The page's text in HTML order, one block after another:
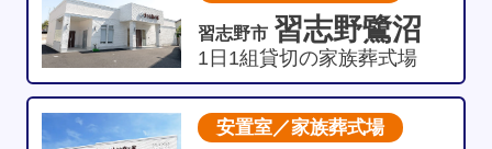
習志野市 習志野鷺沼
1日1組貸切の家族葬式場
安置室／家族葬式場